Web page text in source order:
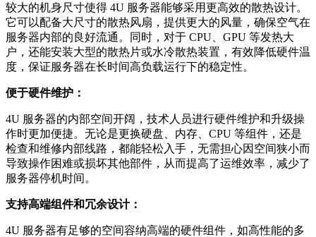
较大的机身尺寸使得 4U 服务器能够采用更高效的散热设计。
它可以配备大尺寸的散热风扇，提供更大的风量，确保空气在
服务器内部的良好流通。同时，对于 CPU、GPU 等发热大
户，还能安装大型的散热片或水冷散热装置，有效降低硬件温
度，保证服务器在长时间高负载运行下的稳定性。
便于硬件维护：
4U 服务器的内部空间开阔，技术人员进行硬件维护和升级操
作时更加便捷。无论是更换硬盘、内存、CPU 等组件，还是
检查和维修内部线路，都能轻松入手，无需担心因空间狭小而
导致操作困难或损坏其他部件，从而提高了运维效率，减少了
服务器停机时间。
支持高端组件和冗余设计：
4U 服务器有足够的空间容纳高端的硬件组件，如高性能的多